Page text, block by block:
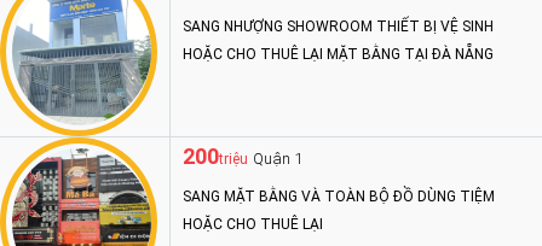
SANG NHƯỢNG SHOWROOM THIẾT BỊ VỆ SINH
HOẶC CHO THUÊ LẠI MẶT BẰNG TẠI ĐÀ NẴNG
200triệu Quận 1
SANG MẶT BẰNG VÀ TOÀN BỘ ĐỒ DÙNG TIỆM
HOẶC CHO THUÊ LẠI